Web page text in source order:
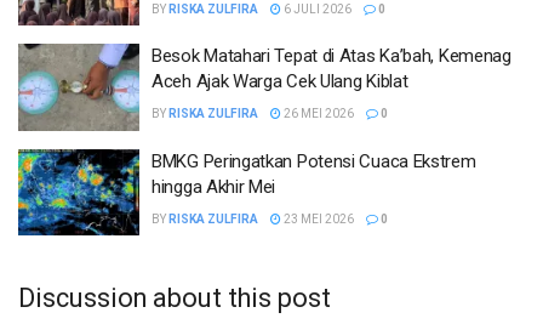
BY RISKA ZULFIRA 6 JULI 2026 0
Besok Matahari Tepat di Atas Ka’bah, Kemenag
Aceh Ajak Warga Cek Ulang Kiblat
BY RISKA ZULFIRA 26 MEI 2026 0
BMKG Peringatkan Potensi Cuaca Ekstrem
hingga Akhir Mei
BY RISKA ZULFIRA 23 MEI 2026 0
Discussion about this post